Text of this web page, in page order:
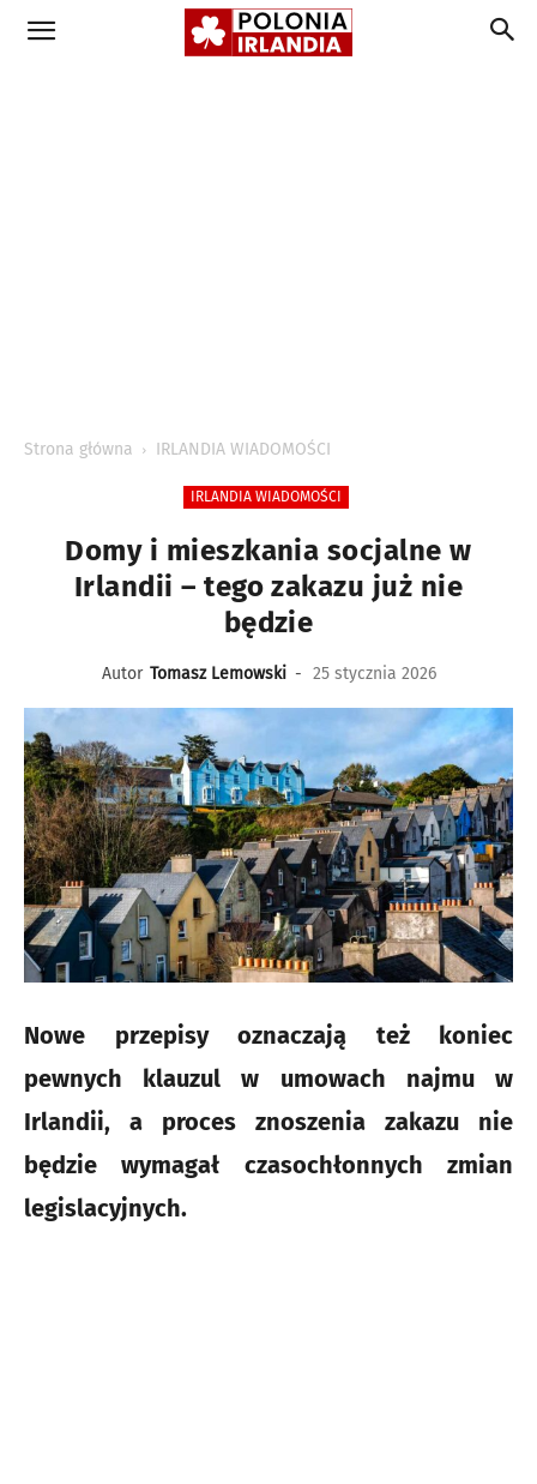
Strona główna IRLANDIA WIADOMOŚCI
IRLANDIA WIADOMOŚCI
Domy i mieszkania socjalne w
Irlandii – tego zakazu już nie
będzie
Autor Tomasz Lemowski - 25 stycznia 2026
Nowe przepisy oznaczają też koniec
pewnych klauzul w umowach najmu w
Irlandii, a proces znoszenia zakazu nie
będzie wymagał czasochłonnych zmian
legislacyjnych.